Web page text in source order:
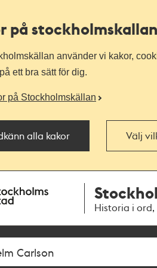
på stockholmskallan
använder vi kakor,
ett bra sätt för dig.
på Stockholmskällan
alla kakor Välj
Historia i